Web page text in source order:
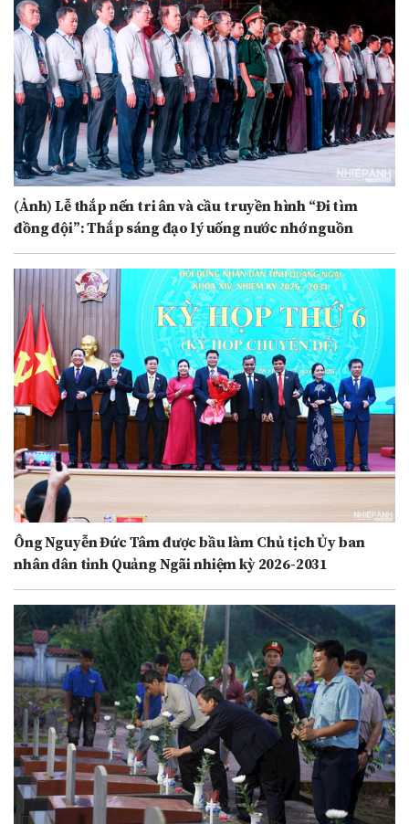
(Ảnh) Lễ thắp nến tri ân và cầu truyền hình “Đi tìm
đồng đội”: Thắp sáng đạo lý uống nước nhớ nguồn
Ông Nguyễn Đức Tâm được bầu làm Chủ tịch Ủy ban
nhân dân tỉnh Quảng Ngãi nhiệm kỳ 2026-2031